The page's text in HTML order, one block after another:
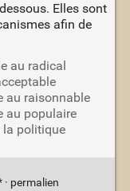
Elles sont
afin de
au radical
au raisonnable
au populaire
la politique
permalien